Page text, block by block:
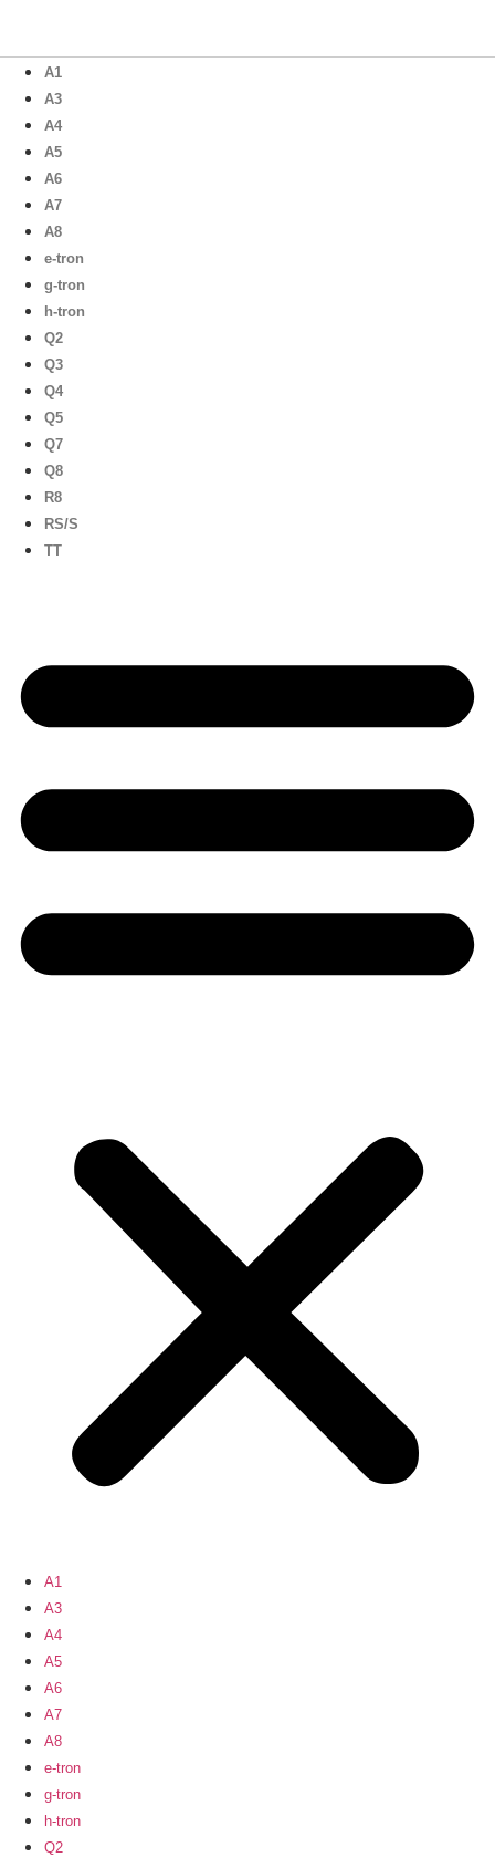
A1
A3
A4
A5
A6
A7
A8
e-tron
g-tron
h-tron
Q2
Q3
Q4
Q5
Q7
Q8
R8
RS/S
TT
A1
A3
A4
A5
A6
A7
A8
e-tron
g-tron
h-tron
Q2